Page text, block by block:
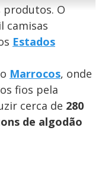
produtos. O
camisas
Estados
Marrocos, onde
fios pela
cerca de 280
de algodão